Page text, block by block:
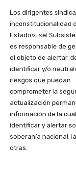
Los dirigentes
inconstitucionalidad
Estado», «el
es responsable de
el objeto de alertar,
identificar y/o
riesgos que puedan
comprometer la
actualización
información de la
identificar y alertar
soberanía nacional,
otras.